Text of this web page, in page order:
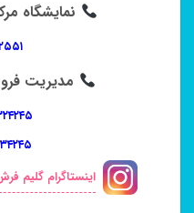
نمایشگاه
مدیریت
اینستاگرام گلیم